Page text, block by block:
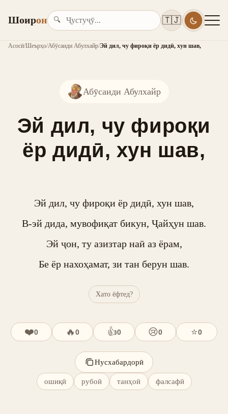
Шоирон 🔍 🇹🇯
Асосӣ/Шеърҳо/Абӯсаиди Абулхайр/Эй дил, чу фироқи ёр дидӣ, хун шав,
Абӯсаиди Абулхайр
Эй дил, чу фироқи
ёр дидӣ, хун шав,
Эй дил, чу фироқи ёр дидӣ, хун шав,
В-эй дида, мувофиқат бикун, Ҷайҳун шав.
Эй ҷон, ту азизтар наӣ аз ёрам,
Бе ёр нахоҳамат, зи тан берун шав.
Хато ёфтед?
❤️0 🔥0 👍0 😢0 ⭐0
Нусхабардорӣ
ошиқӣ рубоӣ танҳоӣ фалсафӣ